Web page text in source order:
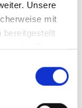
Unsere
mit
bereitgestellt
von 120 mm
Holzkisten ist
ermöglicht ein
für
angebrachte